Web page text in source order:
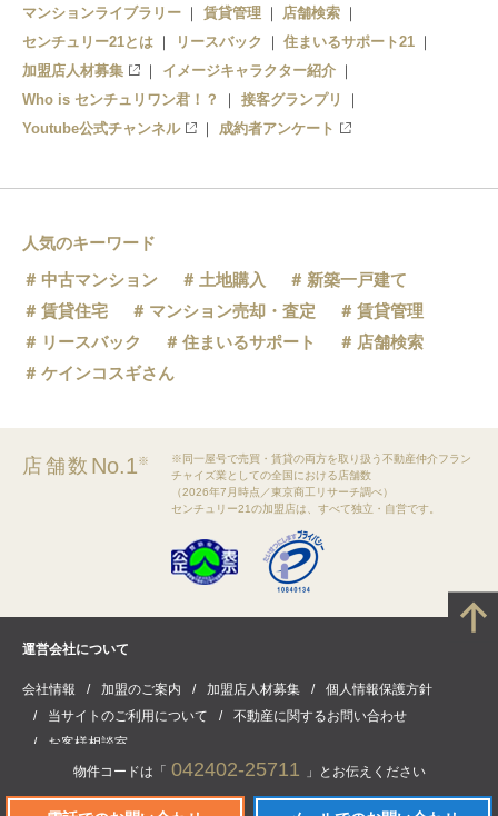
物件コードは「 042402-25711 」とお伝えください
マンションライブラリー
賃貸管理
店舗検索
センチュリー21とは
リースバック
住まいるサポート21
加盟店人材募集
イメージキャラクター紹介
Who is センチュリワン君！？
接客グランプリ
Youtube公式チャンネル
成約者アンケート
人気のキーワード
中古マンション
土地購入
新築一戸建て
賃貸住宅
マンション売却・査定
賃貸管理
リースバック
住まいるサポート
店舗検索
ケインコスギさん
店舗数 No.1※
※同一屋号で売買・賃貸の両方を取り扱う不動産仲介フラン
チャイズ業としての全国における店舗数
（2026年7月時点／東京商工リサーチ調べ）
センチュリー21の加盟店は、すべて独立・自営です。
運営会社について
会社情報 加盟のご案内 加盟店人材募集
個人情報保護方針
当サイトのご利用について
不動産に関するお問い合わせ
お客様相談室